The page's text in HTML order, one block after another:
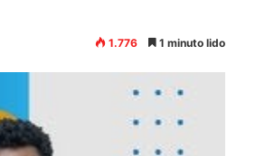
1.776 1 minuto lido